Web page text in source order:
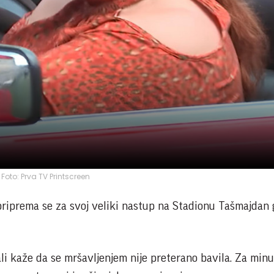
Foto: Prva TV Printscreen
se za svoj veliki nastup na Stadionu Tašmajdan
kaže da se mršavljenjem nije preterano bavila. Za